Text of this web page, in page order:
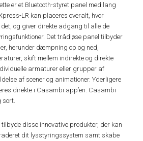
er et Bluetooth-styret panel med lang
LR kan placeres overalt, hvor
og giver direkte adgang til alle de
Det trådløse panel tilbyder
herunder dæmpning op og ned,
skift mellem indirekte og direkte
armaturer eller grupper af
af scener og animationer. Yderligere
direkte i Casambi app’en. Casambi
sort.
disse innovative produkter, der kan
dit lysstyringssystem samt skabe